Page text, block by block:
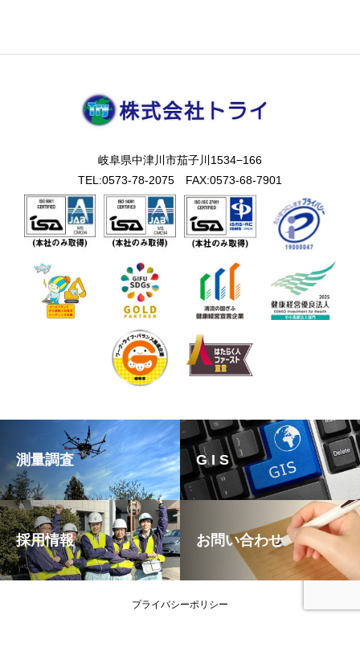
岐阜県中津川市茄子川1534−166
TEL:0573-78-2075 FAX:0573-68-7901
測量調査 G I S
採用情報 お問い合わせ
プライバシーポリシー